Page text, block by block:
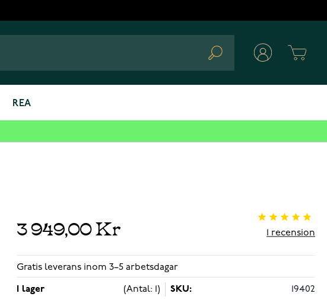
Search
REA
3 949,00 Kr 1 recension
Gratis leverans inom 3–5 arbetsdagar
I lager (Antal: 1) SKU: 19402